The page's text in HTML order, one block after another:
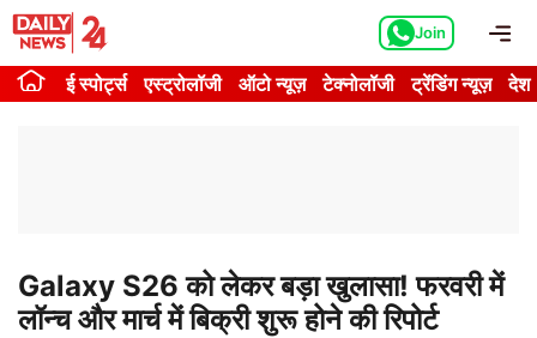
Skip
content
Join
ई स्पोर्ट्स एस्ट्रोलॉजी ऑटो न्यूज़ टेक्नोलॉजी ट्रेंडिंग न्यूज़ देश
Galaxy S26 को लेकर बड़ा खुलासा! फरवरी में
लॉन्च और मार्च में बिक्री शुरू होने की रिपोर्ट